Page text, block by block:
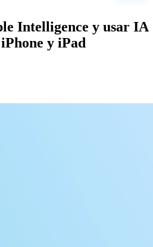
Intelligence y usar IA
y iPad